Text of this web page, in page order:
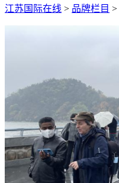
江苏国际在线 > 品牌栏目 >